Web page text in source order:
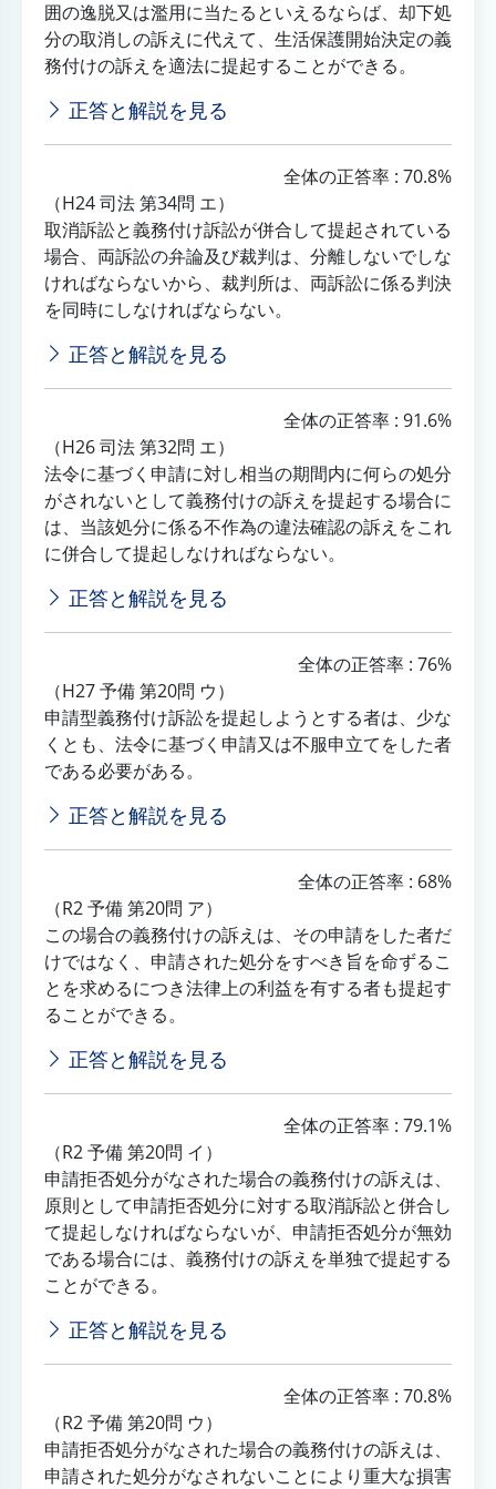
囲の逸脱又は濫用に当たるといえるならば、却下処
分の取消しの訴えに代えて、生活保護開始決定の義
務付けの訴えを適法に提起することができる。
正答と解説を見る
全体の正答率 : 70.8%
（H24 司法 第34問 エ）
取消訴訟と義務付け訴訟が併合して提起されている
場合、両訴訟の弁論及び裁判は、分離しないでしな
ければならないから、裁判所は、両訴訟に係る判決
を同時にしなければならない。
正答と解説を見る
全体の正答率 : 91.6%
（H26 司法 第32問 エ）
法令に基づく申請に対し相当の期間内に何らの処分
がされないとして義務付けの訴えを提起する場合に
は、当該処分に係る不作為の違法確認の訴えをこれ
に併合して提起しなければならない。
正答と解説を見る
全体の正答率 : 76%
（H27 予備 第20問 ウ）
申請型義務付け訴訟を提起しようとする者は、少な
くとも、法令に基づく申請又は不服申立てをした者
である必要がある。
正答と解説を見る
全体の正答率 : 68%
（R2 予備 第20問 ア）
この場合の義務付けの訴えは、その申請をした者だ
けではなく、申請された処分をすべき旨を命ずるこ
とを求めるにつき法律上の利益を有する者も提起す
ることができる。
正答と解説を見る
全体の正答率 : 79.1%
（R2 予備 第20問 イ）
申請拒否処分がなされた場合の義務付けの訴えは、
原則として申請拒否処分に対する取消訴訟と併合し
て提起しなければならないが、申請拒否処分が無効
である場合には、義務付けの訴えを単独で提起する
ことができる。
正答と解説を見る
全体の正答率 : 70.8%
（R2 予備 第20問 ウ）
申請拒否処分がなされた場合の義務付けの訴えは、
申請された処分がなされないことにより重大な損害